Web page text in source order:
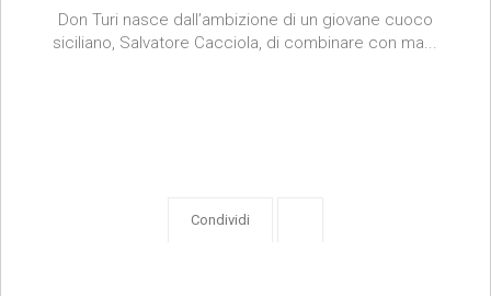
Don Turi nasce dall’ambizione di un giovane cuoco
siciliano, Salvatore Cacciola, di combinare con ma...
Condividi